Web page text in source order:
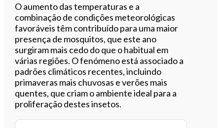
0:00/3:50
O aumento das temperaturas e a
combinação de condições meteorológicas
favoráveis têm contribuído para uma maior
presença de mosquitos, que este ano
surgiram mais cedo do que o habitual em
várias regiões. O fenómeno está associado a
padrões climáticos recentes, incluindo
primaveras mais chuvosas e verões mais
quentes, que criam o ambiente ideal para a
proliferação destes insetos.